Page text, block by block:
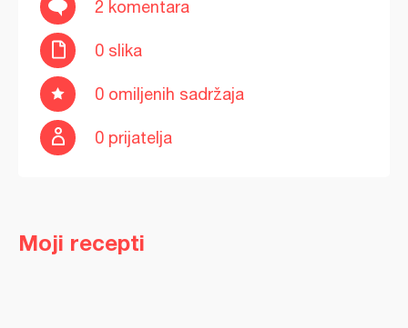
2 komentara
0 slika
0 omiljenih sadržaja
0 prijatelja
Moji recepti